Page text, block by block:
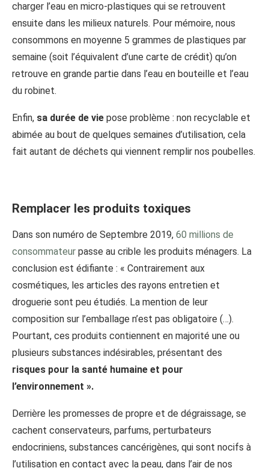
charger l’eau en micro-plastiques qui se retrouvent
ensuite dans les milieux naturels. Pour mémoire, nous
consommons en moyenne 5 grammes de plastiques par
semaine (soit l’équivalent d’une carte de crédit) qu’on
retrouve en grande partie dans l’eau en bouteille et l’eau
du robinet.
Enfin, sa durée de vie pose problème : non recyclable et
abimée au bout de quelques semaines d’utilisation, cela
fait autant de déchets qui viennent remplir nos poubelles.
Remplacer les produits toxiques
Dans son numéro de Septembre 2019, 60 millions de
consommateur passe au crible les produits ménagers. La
conclusion est édifiante : « Contrairement aux
cosmétiques, les articles des rayons entretien et
droguerie sont peu étudiés. La mention de leur
composition sur l’emballage n’est pas obligatoire (…).
Pourtant, ces produits contiennent en majorité une ou
plusieurs substances indésirables, présentant des
risques pour la santé humaine et pour
l’environnement ».
Derrière les promesses de propre et de dégraissage, se
cachent conservateurs, parfums, perturbateurs
endocriniens, substances cancérigènes, qui sont nocifs à
l’utilisation en contact avec la peau, dans l’air de nos